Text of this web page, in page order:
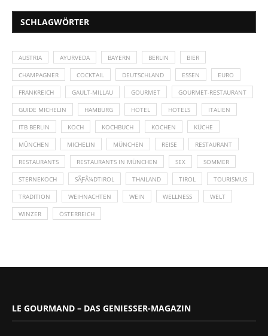
SCHLAGWÖRTER
AUSTRIA AYURVEDA BAYERN BERLIN BIER
CHAMPAGNER COCKTAIL DEUTSCHLAND ESSEN EURO
FRANKREICH GAULT-MILLAU GOURMET GOURMET-RESTAURANT
GUIDE MICHELIN HAMBURG HOTEL HOTELS ITALIEN
ITB BERLIN KOCH KOCHBUCH KOCHEN KÜCHE
MÜNCHEN MICHELIN MÜNCHEN REISE RESTAURANT
RESTAURANTS RESTAURANTS IN MÜNCHEN SEX SOMMER
STERNEKOCH SÃƑÂ¼DTIROL THAILAND TIROL TOURISMUS
TRADITION WEIHNACHTEN WEIN WELLNESS WELT
WINZER ÖSTERREICH
LE GOURMAND – DAS GENIESSER-MAGAZIN